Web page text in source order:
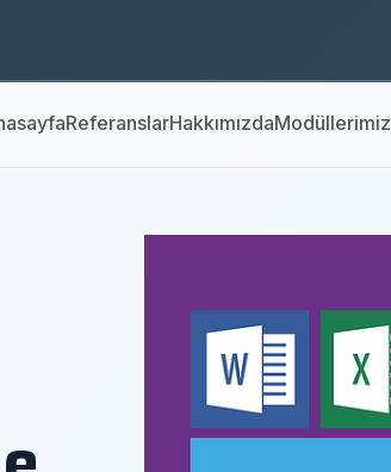
ReferanslarHakkımızdaModüllerimiz